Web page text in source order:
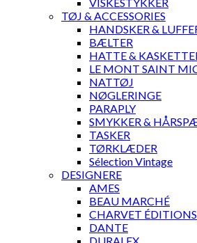
TØJ & ACCESSORIES
HANDSKER &
BÆLTER
HATTE &
LE MONT SAINT
NATTØJ
NØGLERINGE
PARAPLY
SMYKKER &
TASKER
TØRKLÆDER
Sélection Vintage
DESIGNERE
AMES
BEAU MARCHÉ
CHARVET ÉDITIONS
DANTE